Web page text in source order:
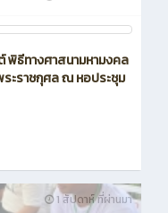
พิธีทางศาสนามหามงคล
ะราชกุศล ณ หอประชุม
1 สัปดาห์ ที่ผ่านมา